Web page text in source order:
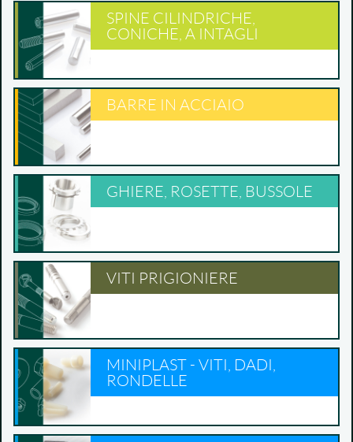
SPINE CILINDRICHE,
CONICHE, A INTAGLI
BARRE IN ACCIAIO
GHIERE, ROSETTE, BUSSOLE
VITI PRIGIONIERE
MINIPLAST - VITI, DADI,
RONDELLE